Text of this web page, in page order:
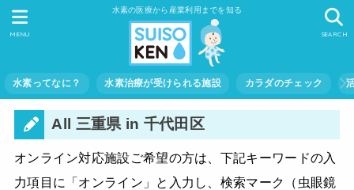
水素の医療から産業利用までを知る
SEARCH
MENU
水素ってなに？ 水素治療が受けられる施設 カラダのチェック
All 三重県 in 千代田区
オンライン対応施設ご希望の方は、下記キーワードの入
力項目に「オンライン」と入力し、検索マーク（虫眼鏡